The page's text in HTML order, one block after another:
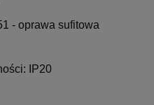
- oprawa sufitowa
IP20